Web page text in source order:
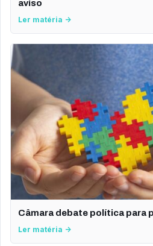
aviso
Ler matéria →
Câmara debate política para
Ler matéria →